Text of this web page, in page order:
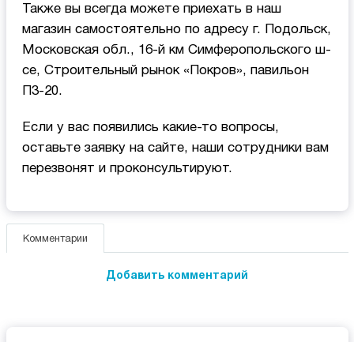
Также вы всегда можете приехать в наш
магазин самостоятельно по адресу г. Подольск,
Московская обл., 16-й км Симферопольского ш-
се, Строительный рынок «Покров», павильон
П3-20.
Если у вас появились какие-то вопросы,
оставьте заявку на сайте, наши сотрудники вам
перезвонят и проконсультируют.
Комментарии
Добавить комментарий